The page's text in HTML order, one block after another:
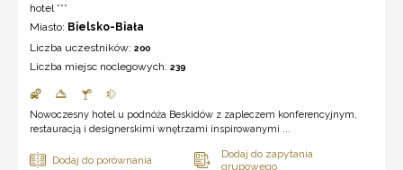
hotel ***
Miasto: Bielsko-Biała
Liczba uczestników: 200
Liczba miejsc noclegowych: 239
Nowoczesny hotel u podnóża Beskidów z zapleczem konferencyjnym,
restauracją i designerskimi wnętrzami inspirowanymi ...